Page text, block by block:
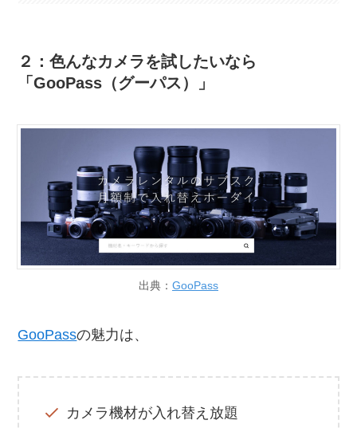
２：色んなカメラを試したいなら
「GooPass（グーパス）」
出典： GooPass
GooPassの魅力は、
カメラ機材が入れ替え放題